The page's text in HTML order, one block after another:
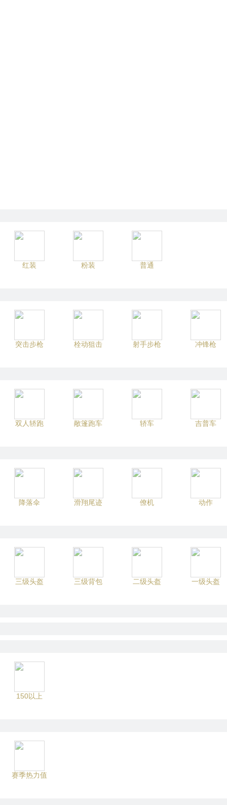
红装 粉装 普通
突击步枪 栓动狙击 射手步枪 冲锋枪
双人轿跑 敞篷跑车 轿车 吉普车
降落伞 滑翔尾迹 僚机 动作
三级头盔 三级背包 二级头盔 一级头盔
150以上
赛季热力值